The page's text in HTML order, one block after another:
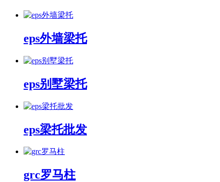
eps外墙梁托
eps别墅梁托
eps梁托批发
grc罗马柱